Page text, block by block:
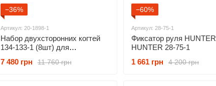
−36%
Артикул: 20-1898-1
Набор двухсторонних когтей
134-133-1 (8шт) для
кронштейнов Hunter 175-321-1,
11 760 грн
7 480 грн
−60%
Артикул: 28-75-1
Фиксатор руля HUNTER
HUNTER 28-75-1
4 200 грн
1 661 грн